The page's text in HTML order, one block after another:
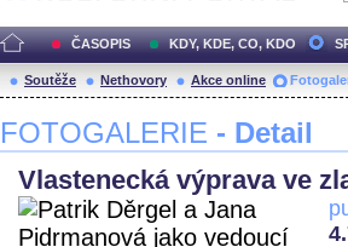
ČASOPIS KDY, KDE, CO, KDO
Soutěže Nethovory Akce online
FOTOGALERIE - Detail
Vlastenecká výprava ve